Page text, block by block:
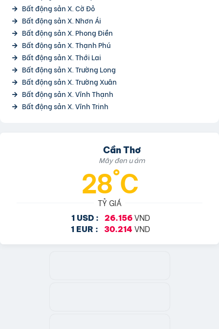
Bất động sản X. Cờ Đỏ
Bất động sản X. Nhơn Ái
Bất động sản X. Phong Điền
Bất động sản X. Thạnh Phú
Bất động sản X. Thới Lai
Bất động sản X. Trường Long
Bất động sản X. Trường Xuân
Bất động sản X. Vĩnh Thạnh
Bất động sản X. Vĩnh Trinh
Cần Thơ
Mây đen u ám
28°C
TỶ GIÁ
1 USD : 26.156VND
1 EUR : 30.214 VND